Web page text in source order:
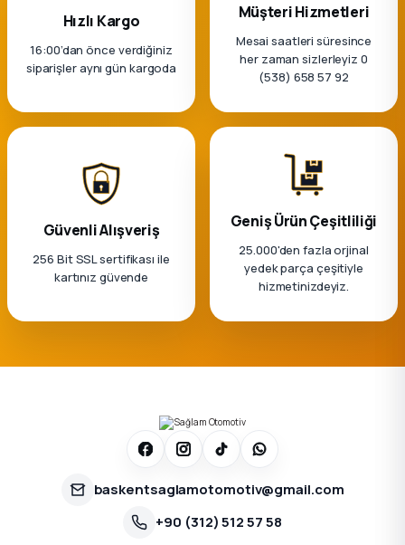
Hızlı Kargo
16:00’dan önce verdiğiniz
siparişler aynı gün kargoda
Müşteri Hizmetleri
Mesai saatleri süresince
her zaman sizlerleyiz 0
(538) 658 57 92
Güvenli Alışveriş
256 Bit SSL sertifikası ile
kartınız güvende
Geniş Ürün Çeşitliliği
25.000'den fazla orjinal
yedek parça çeşitiyle
hizmetinizdeyiz.
baskentsaglamotomotiv@gmail.com
+90 (312) 512 57 58